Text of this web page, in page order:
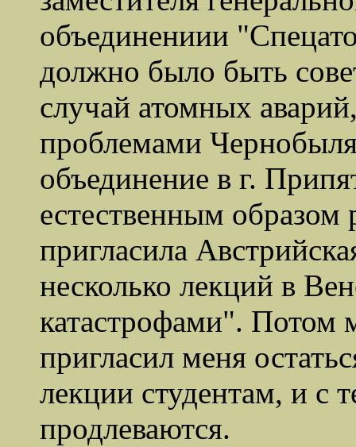
объединениии
должно было быть
случай атомных
проблемами
объединение в г.
естественным образом
пригласила
несколько лекций в
катастрофами". Потом
пригласил меня
лекции студентам, и с
продлеваются.